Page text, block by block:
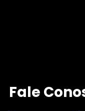
Fale